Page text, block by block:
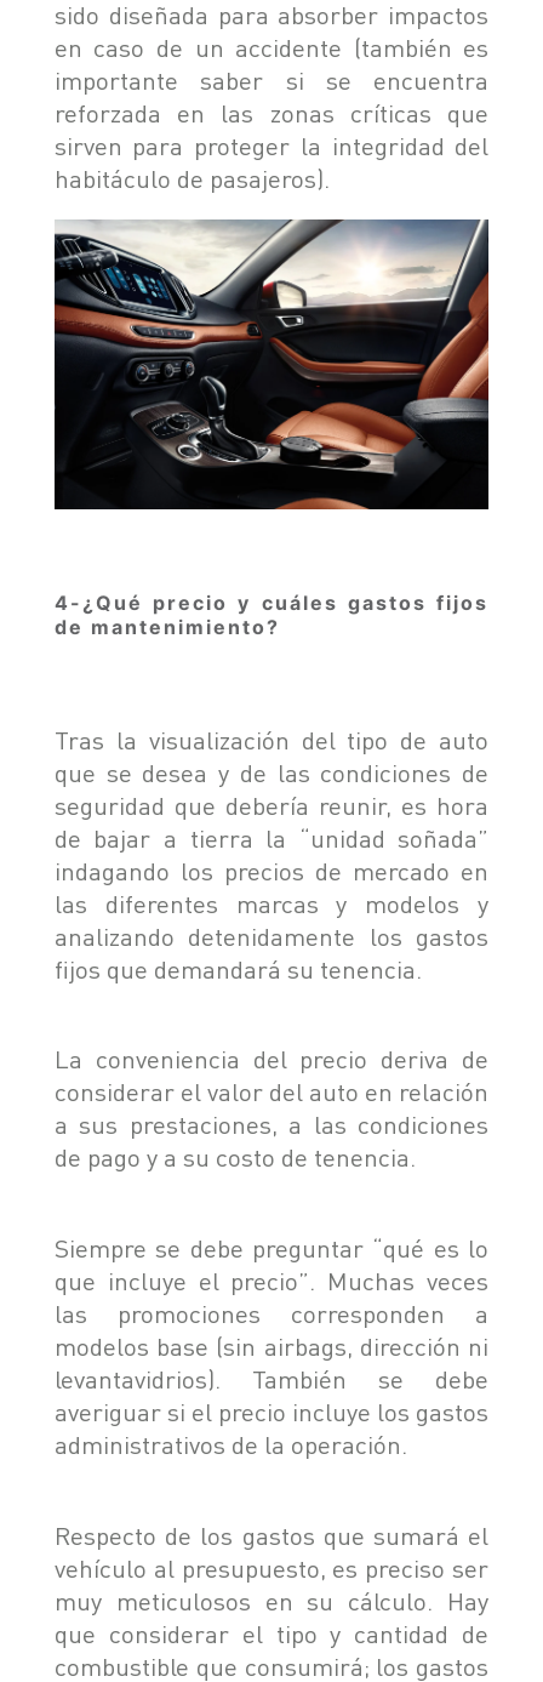
sido diseñada para absorber impactos
en caso de un accidente (también es
importante saber si se encuentra
reforzada en las zonas críticas que
sirven para proteger la integridad del
habitáculo de pasajeros).
4-¿Qué precio y cuáles gastos fijos
de mantenimiento?
Tras la visualización del tipo de auto
que se desea y de las condiciones de
seguridad que debería reunir, es hora
de bajar a tierra la “unidad soñada”
indagando los precios de mercado en
las diferentes marcas y modelos y
analizando detenidamente los gastos
fijos que demandará su tenencia.
La conveniencia del precio deriva de
considerar el valor del auto en relación
a sus prestaciones, a las condiciones
de pago y a su costo de tenencia.
Siempre se debe preguntar “qué es lo
que incluye el precio”. Muchas veces
las promociones corresponden a
modelos base (sin airbags, dirección ni
levantavidrios). También se debe
averiguar si el precio incluye los gastos
administrativos de la operación.
Respecto de los gastos que sumará el
vehículo al presupuesto, es preciso ser
muy meticulosos en su cálculo. Hay
que considerar el tipo y cantidad de
combustible que consumirá; los gastos